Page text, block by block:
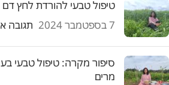
טיפול טבעי להורדת לחץ דם
7 בספטמבר 2024
תגובה
סיפור מקרה: טיפול טבעי
מרים